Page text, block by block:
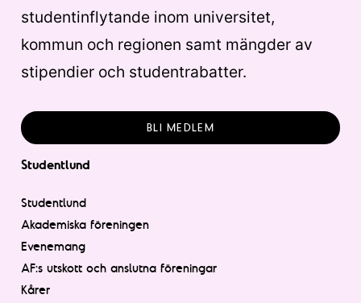
studentinflytande inom universitet,
kommun och regionen samt mängder av
stipendier och studentrabatter.
BLI MEDLEM
Studentlund
Studentlund
Akademiska föreningen
Evenemang
AF:s utskott och anslutna föreningar
Kårer